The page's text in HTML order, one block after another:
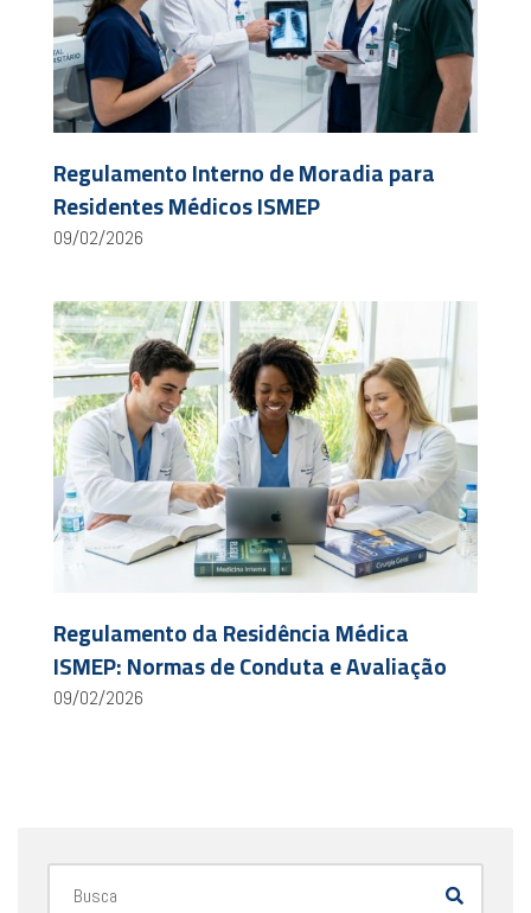
Regulamento Interno de Moradia para
Residentes Médicos ISMEP
09/02/2026
Regulamento da Residência Médica
ISMEP: Normas de Conduta e Avaliação
09/02/2026